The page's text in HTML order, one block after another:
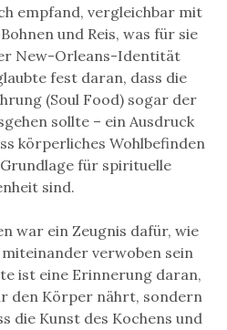
empfand, vergleichbar mit
und Reis, was für sie
New-Orleans-Identität
fest daran, dass die
(Soul Food) sogar der
sollte – ein Ausdruck
körperliches Wohlbefinden
für spirituelle
sind.
war ein Zeugnis dafür, wie
verwoben sein
ist eine Erinnerung daran,
den Körper nährt, sondern
die Kunst des Kochens und